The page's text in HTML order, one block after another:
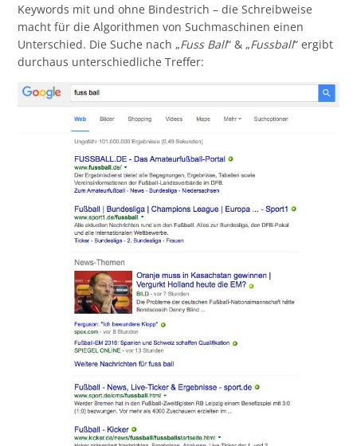
Keywords mit und ohne Bindestrich – die Schreibweise
macht für die Algorithmen von Suchmaschinen einen
Unterschied. Die Suche nach „Fuss Ball“ & „Fussball“ ergibt
durchaus unterschiedliche Treffer: